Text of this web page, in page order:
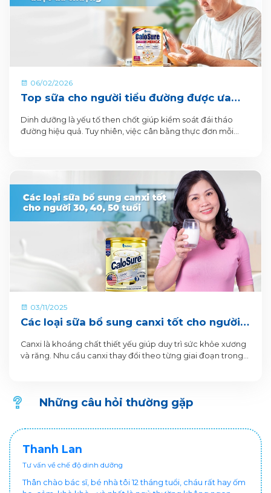
06/02/2026
Top sữa cho người tiểu đường được ưa
Dinh dưỡng là yếu tố then chốt giúp kiểm soát đái tháo
đường hiệu quả. Tuy nhiên, việc cân bằng thực đơn mỗi
03/11/2025
Các loại sữa bổ sung canxi tốt cho người
Canxi là khoáng chất thiết yếu giúp duy trì sức khỏe xương
và răng. Nhu cầu canxi thay đổi theo từng giai đoạn trong
Những câu hỏi thường gặp
Thanh Lan
Tư vấn về chế độ dinh dưỡng
Thân chào bác sĩ, bé nhà tôi 12 tháng tuổi, cháu rất hay ốm